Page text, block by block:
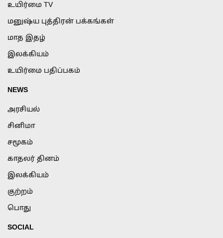
உயிர்மை TV
மனுஷ்ய புத்திரன் பக்கங்கள்
மாத இதழ்
இலக்கியம்
உயிர்மை பதிப்பகம்
NEWS
அரசியல்
சினிமா
சமூகம்
காதலர் தினம்
இலக்கியம்
குற்றம்
பொது
SOCIAL